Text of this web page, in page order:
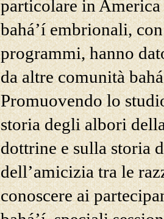
particolare in
bahá’í embrionali,
programmi, hanno
da altre comunità
Promuovendo lo
storia degli albori
dottrine e sulla storia
dell’amicizia tra le
conoscere ai